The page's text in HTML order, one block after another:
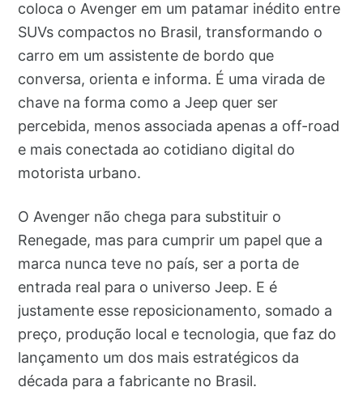
coloca o Avenger em um patamar inédito entre
SUVs compactos no Brasil, transformando o
carro em um assistente de bordo que
conversa, orienta e informa. É uma virada de
chave na forma como a Jeep quer ser
percebida, menos associada apenas a off-road
e mais conectada ao cotidiano digital do
motorista urbano.
O Avenger não chega para substituir o
Renegade, mas para cumprir um papel que a
marca nunca teve no país, ser a porta de
entrada real para o universo Jeep. E é
justamente esse reposicionamento, somado a
preço, produção local e tecnologia, que faz do
lançamento um dos mais estratégicos da
década para a fabricante no Brasil.